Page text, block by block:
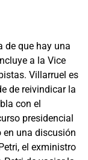
de que hay una
a la Vice
Villarruel es
de reivindicar la
con el
presidencial
en una discusión
el exministro